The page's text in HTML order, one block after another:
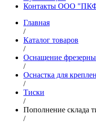
Контакты ООО
Главная
/
Каталог товаров
/
Оснащение
/
Оснастка для
/
Тиски
/
Пополнение склада
/